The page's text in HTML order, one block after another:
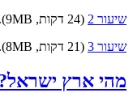
שיעור 2
(24 דקות, 9MB).
שיעור 3
(21 דקות, 8MB).
מהי ארץ